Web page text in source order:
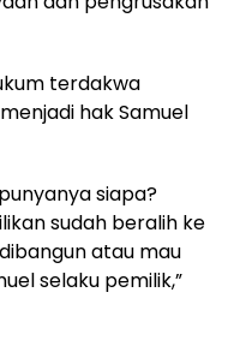
terdakwa
hak Samuel
siapa?
sudah beralih ke
atau mau
selaku pemilik,”